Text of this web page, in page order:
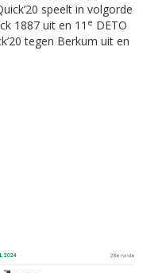
speelt in volgorde
1887 uit en 11 e DETO
tegen Berkum uit en